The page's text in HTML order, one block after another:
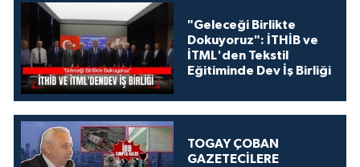
"Geleceği Birlikte
Dokuyoruz": İTHİB ve
İTML'den Tekstil
Eğitiminde Dev İş Birliği
TOGAY ÇOBAN
GAZETECİLERE